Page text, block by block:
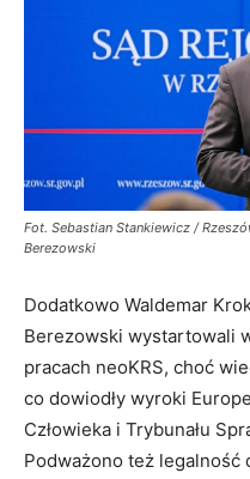
Fot. Sebastian Stankiewicz /
Berezowski
Dodatkowo Waldemar
Berezowski wystartowali
pracach neoKRS, choć
co dowiodły wyroki
Człowieka i Trybunału
Podważono też legalność